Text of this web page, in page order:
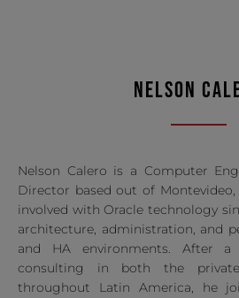
NELSON
Nelson Calero is a Computer
Director based out of Montevideo,
involved with Oracle technology
architecture, administration, and
and HA environments. After a
consulting in both the
throughout Latin America, he